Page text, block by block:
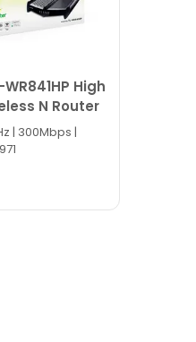
hər
High
N Router
| 300Mbps |